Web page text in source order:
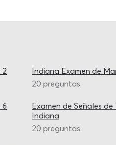
2
Indiana Examen de
20 preguntas
6
Examen de Señales
Indiana
20 preguntas